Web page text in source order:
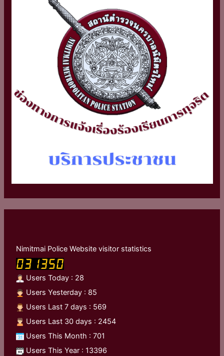
Nimitmai Police Website visitor statistics
Users Today : 28
Users Yesterday : 85
Users Last 7 days : 569
Users Last 30 days : 2454
Users This Month : 701
Users This Year : 13396